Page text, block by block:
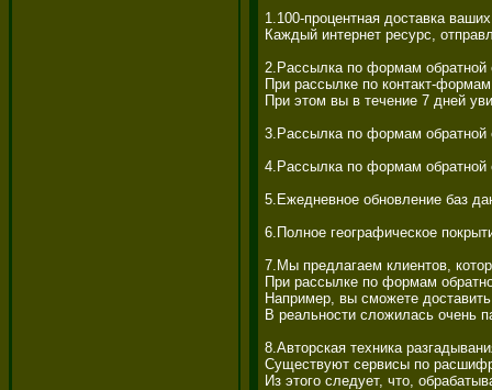
1.100-процентная доставка
Каждый интернет ресурс,
2.Рассылка по формам обратной
При рассылке по контакт-
При этом вы в течение 7 дней
3.Рассылка по формам обратной
4.Рассылка по формам обратной
5.Ежедневное обновление баз
6.Полное географическое
7.Мы предлагаем клиентов,
При рассылке по формам
Например, вы сможете
В реальности сложилась очень
8.Авторская техника
Существуют сервисы по
Из этого следует, что,